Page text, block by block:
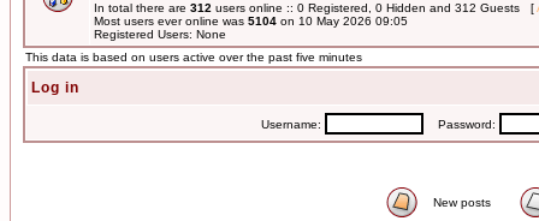
In total there are 312 users online :: 0 Registered, 0 Hidden and 312 Guests [
Most users ever online was 5104 on 10 May 2026 09:05
Registered Users: None
This data is based on users active over the past five minutes
Log in
Username: Password:
New posts